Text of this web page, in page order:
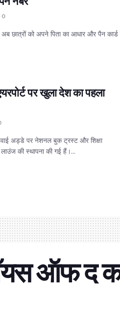
0
छात्रों को अपने पिता का आधार और पैन कार्ड
पर खुला देश का पहला
हवाई अड्डे पर नेशनल बुक ट्रस्ट और शिक्षा
की स्थापना की गई हैं।...
ऑफ द